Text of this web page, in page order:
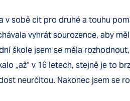
v sobě cit pro druhé a touhu
vyhrát sourozence, aby
škole jsem se měla
„až“ v 16 letech, stejně je to
neurčitou. Nakonec jsem se